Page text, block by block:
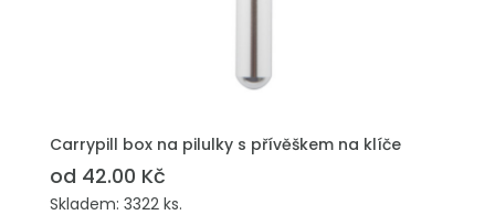
Carrypill box na pilulky s přívěškem na klíče
od 42.00 Kč
Skladem: 3322 ks.